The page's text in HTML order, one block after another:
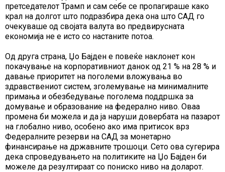
претседателот Трамп и сам себе се пропагираше како
крал на долгот што подразбира дека она што САД го
очекуваше од својата валута во предвирусната
економија не е исто со настаните потоа.
Од друга страна, Џо Бајден е повеќе наклонет кон
покачување на корпоративниот данок од 21 % на 28 % и
давање приоритет на поголеми вложувања во
здравствениот систем, зголемување на минималните
примања и обезбедување поголема поддршка за
домување и образование на федерално ниво. Оваа
промена би можела и да ја наруши довербата на пазарот
на глобално ниво, особено ако има притисок врз
Федералните резерви на САД за монетарно
финансирање на државните трошоци. Сето ова сугерира
дека спроведувањето на политиките на Џо Бајден би
можеле да резултираат со пониско ниво на доларот.